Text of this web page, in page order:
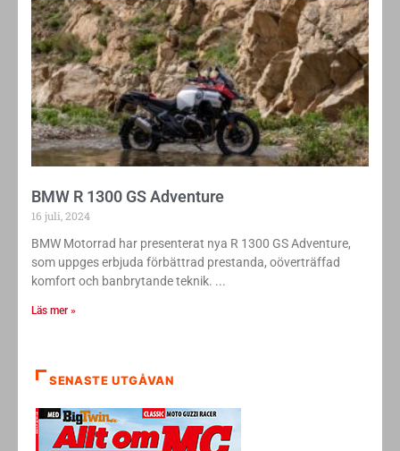
BMW R 1300 GS Adventure
16 juli, 2024
BMW Motorrad har presenterat nya R 1300 GS Adventure,
som uppges erbjuda förbättrad prestanda, oöverträffad
komfort och banbrytande teknik.
Läs mer »
SENASTE UTGÅVAN